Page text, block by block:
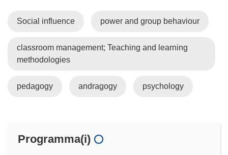
Social influence power and group behaviour
classroom management; Teaching and learning
methodologies
pedagogy andragogy psychology
Programma(i)